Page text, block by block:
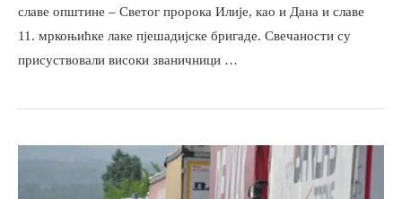
славе општине – Светог пророка Илије, као и Дана и славе
11. мркоњићке лаке пјешадијске бригаде. Свечаности су
присуствовали високи званичници …